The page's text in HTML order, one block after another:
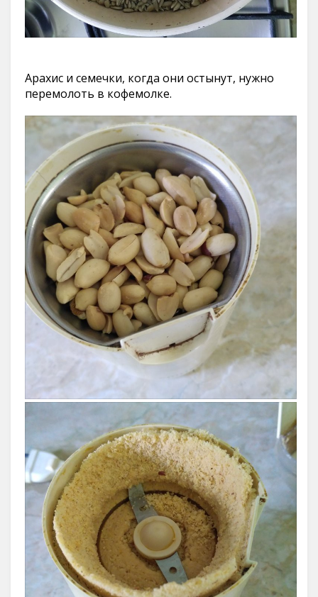
Арахис и семечки, когда они остынут, нужно
перемолоть в кофемолке.